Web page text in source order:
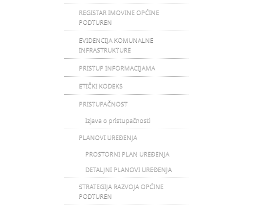
REGISTAR IMOVINE OPĆINE
PODTUREN
EVIDENCIJA KOMUNALNE
INFRASTRUKTURE
PRISTUP INFORMACIJAMA
ETIČKI KODEKS
PRISTUPAČNOST
Izjava o pristupačnosti
PLANOVI UREĐENJA
PROSTORNI PLAN UREĐENJA
DETALJNI PLANOVI UREĐENJA
STRATEGIJA RAZVOJA OPĆINE
PODTUREN